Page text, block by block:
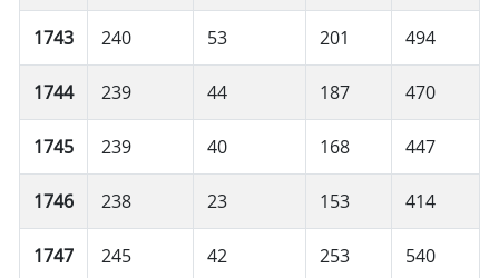
1743 240 53 201 494
1744 239 44 187 470
1745 239 40 168 447
1746 238 23 153 414
1747 245 42 253 540